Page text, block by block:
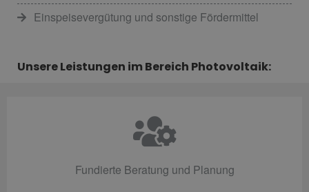
Einspeisevergütung und sonstige Fördermittel
Unsere Leistungen im Bereich Photovoltaik:
Fundierte Beratung und Planung